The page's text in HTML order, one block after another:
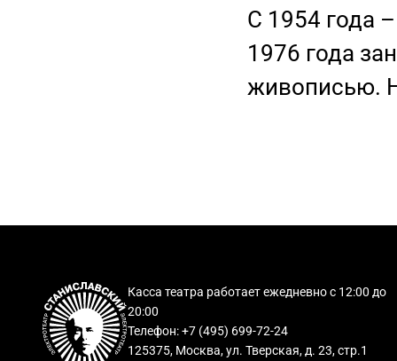
С 1954 года
1976 года
живописью.
Касса театра работает ежедневно с 12:00 до
20:00
Телефон: +7 (495) 699-72-24
125375, Москва, ул. Тверская, д. 23, стр.1